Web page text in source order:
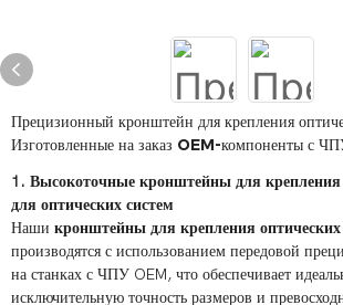
Прецизионный кронштейн для крепления
Изготовленные на заказ OEM-компоненты с
1. Высокоточные кронштейны для
для оптических систем
Наши кронштейны для крепления оптических
производятся с использованием передовой
на станках с ЧПУ OEM, что обеспечивает
исключительную точность размеров и